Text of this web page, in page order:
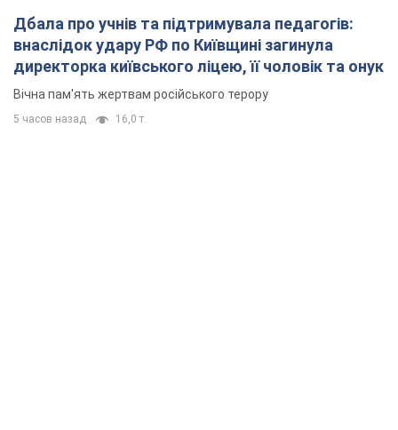
Дбала про учнів та підтримувала педагогів:
внаслідок удару РФ по Київщині загинула
директорка київського ліцею, її чоловік та онук
Вічна пам'ять жертвам російського терору
5 часов назад 16,0 т.